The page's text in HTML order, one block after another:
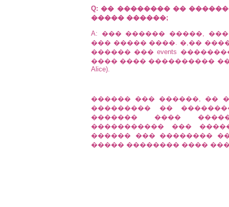
Q: �� �������� �� �������
����� ������;
A: ��� ������ �����,
��� ����� ����. �,��
������ ��� events
���� ���� ����������
Alice).
������ ��� ������, ��
��������� ��
������� ����
����������� ���
������ ��� ��������
����� �������� ����